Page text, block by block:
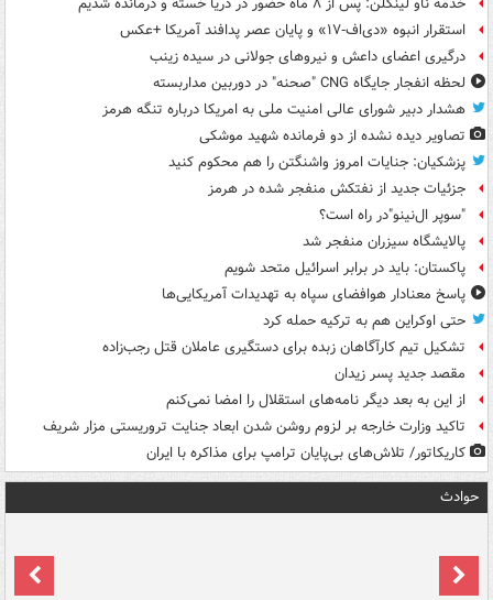
استقرار انبوه «دی‌اف‑۱۷» و پایان عصر پدافند آمریکا +عکس
درگیری اعضای داعش و نیروهای جولانی در سیده زینب
لحظه انفجار جایگاه CNG "صحنه" در دوربین مداربسته
هشدار دبیر شورای عالی امنیت ملی به امریکا درباره تنگه هرمز
تصاویر دیده‌ نشده از دو فرمانده شهید موشکی
پزشکیان: جنایات امروز واشنگتن را هم محکوم کنید
جزئیات جدید از نفتکش منفجر شده در هرمز
"سوپر ال‌نینو"در راه است؟
پالایشگاه سیزران منفجر شد
پاکستان: باید در برابر اسرائیل متحد شویم
پاسخ معنادار هوافضای سپاه به تهدیدات آمریکایی‌ها
حتی اوکراین هم به ترکیه حمله کرد
تشکیل تیم کارآگاهان زبده برای دستگیری عاملان قتل رجب‌زاده
مقصد جدید پسر زیدان
از این به بعد دیگر نامه‌های استقلال را امضا نمی‌کنم
تاکید وزارت خارجه بر لزوم روشن شدن ابعاد جنایت تروریستی مزار شریف
کاریکاتور/ تلاش‌های بی‌پایان ترامپ برای مذاکره با ایران
حوادث